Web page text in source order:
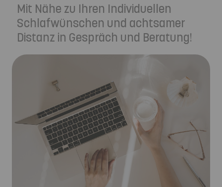
Mit Nähe zu Ihren Individuellen
Schlafwünschen und achtsamer
Distanz in Gespräch und Beratung!